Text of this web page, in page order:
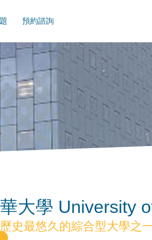
預約諮詢
大學 University
史最悠久的綜合型大學之